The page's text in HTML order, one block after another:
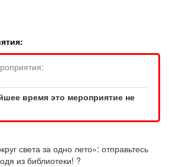
- пенсионер
время это мероприятие не
света за одно лето»: отправьтесь
из библиотеки! ?